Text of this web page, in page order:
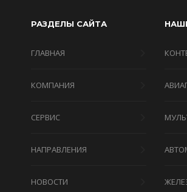
РАЗДЕЛЫ САЙТА
ГЛАВНАЯ
КОМПАНИЯ
СЕРВИС
НАПРАВЛЕНИЯ
НОВОСТИ